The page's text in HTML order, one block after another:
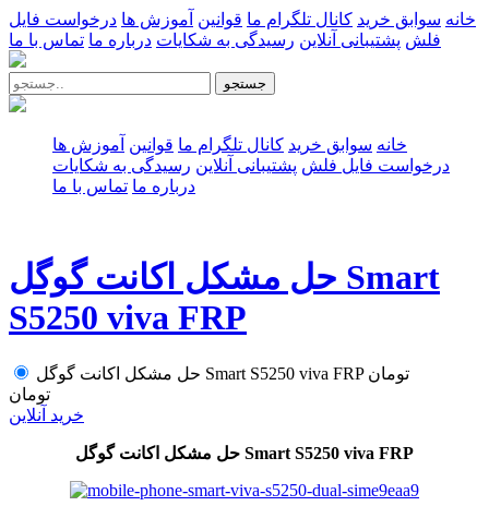
خانه سوابق خرید کانال تلگرام ما قوانین آموزش ها درخواست فایل
فلش پشتیبانی آنلاین رسیدگی به شکایات درباره ما تماس با ما
جستجو
خانه سوابق خرید کانال تلگرام ما قوانین آموزش ها
درخواست فایل فلش پشتیبانی آنلاین رسیدگی به شکایات
درباره ما تماس با ما
حل مشکل اکانت گوگل Smart
S5250 viva FRP
حل مشکل اکانت گوگل Smart S5250 viva FRP تومان
تومان
خرید آنلاین
حل مشکل اکانت گوگل Smart S5250 viva FRP